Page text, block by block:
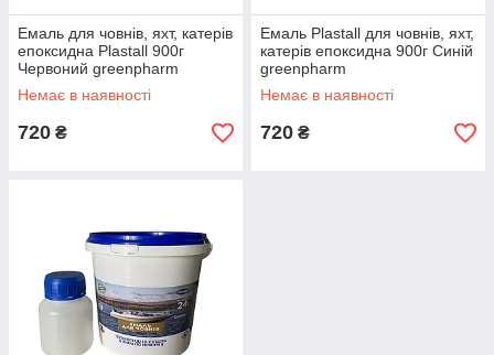
Емаль для човнів, яхт, катерів
епоксидна Plastall 900г
Червоний greenpharm
Немає в наявності
720 ₴
Емаль Plastall для човнів, яхт,
катерів епоксидна 900г Синій
greenpharm
Немає в наявності
720 ₴